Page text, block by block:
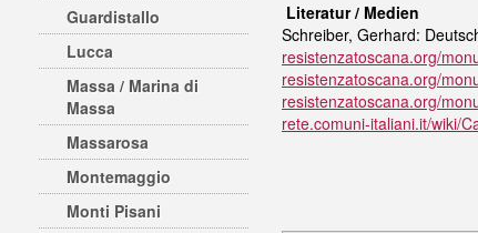
Guardistallo
Lucca
Massa / Marina di
Massa
Massarosa
Montemaggio
Monti Pisani
Literatur / Medien
Schreiber, Gerhard:
resistenzatoscana.org/
resistenzatoscana.org/
resistenzatoscana.org/
rete.comuni-italiani.it/wiki/